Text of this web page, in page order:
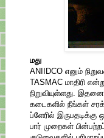
மது
ANIIDCO எனும்
TASMAC மாதிரி
நிறுவியுள்ளது.
கடைகளில் நீங்கள்
ப்ளேரில் இருபதடிக்கு
பார் முறைகள்